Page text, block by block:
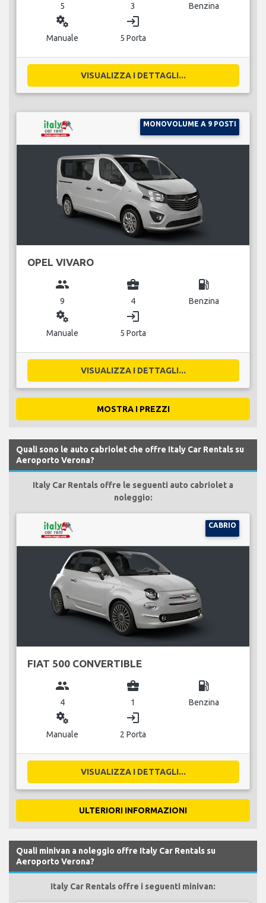
5 3 Benzina
miscellaneous_services
Manuale
login
5 Porta
VISUALIZZA I DETTAGLI...
MONOVOLUME A 9 POSTI
OPEL VIVARO
group
9
business_center
4
local_gas_station
Benzina
miscellaneous_services
Manuale
login
5 Porta
VISUALIZZA I DETTAGLI...
MOSTRA I PREZZI
Quali sono le auto cabriolet che offre Italy Car Rentals su
Aeroporto Verona?
Italy Car Rentals offre le seguenti auto cabriolet a
noleggio:
CABRIO
FIAT 500 CONVERTIBLE
group
4
business_center
1
local_gas_station
Benzina
miscellaneous_services
Manuale
login
2 Porta
VISUALIZZA I DETTAGLI...
ULTERIORI INFORMAZIONI
Quali minivan a noleggio offre Italy Car Rentals su
Aeroporto Verona?
Italy Car Rentals offre i seguenti minivan: